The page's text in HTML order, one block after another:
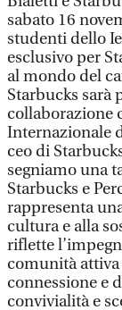
sabato 16
studenti dello
esclusivo per
al mondo del
Starbucks sarà
collaborazione
Internazionale
ceo di
segniamo una
Starbucks e
rappresenta
cultura e alla
riflette
comunità
connessione e
convivialità e